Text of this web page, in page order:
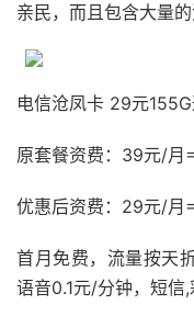
亲民，而且包含大量
电信沧凤卡 29元
原套餐资费：39元/月
优惠后资费：29元/月
首月免费，流量按天
语音0.1元/分钟，短信